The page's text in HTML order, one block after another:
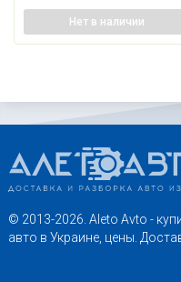
Нет в наличии
© 2013-2026. Aleto Avto -
авто в Украине, цены.